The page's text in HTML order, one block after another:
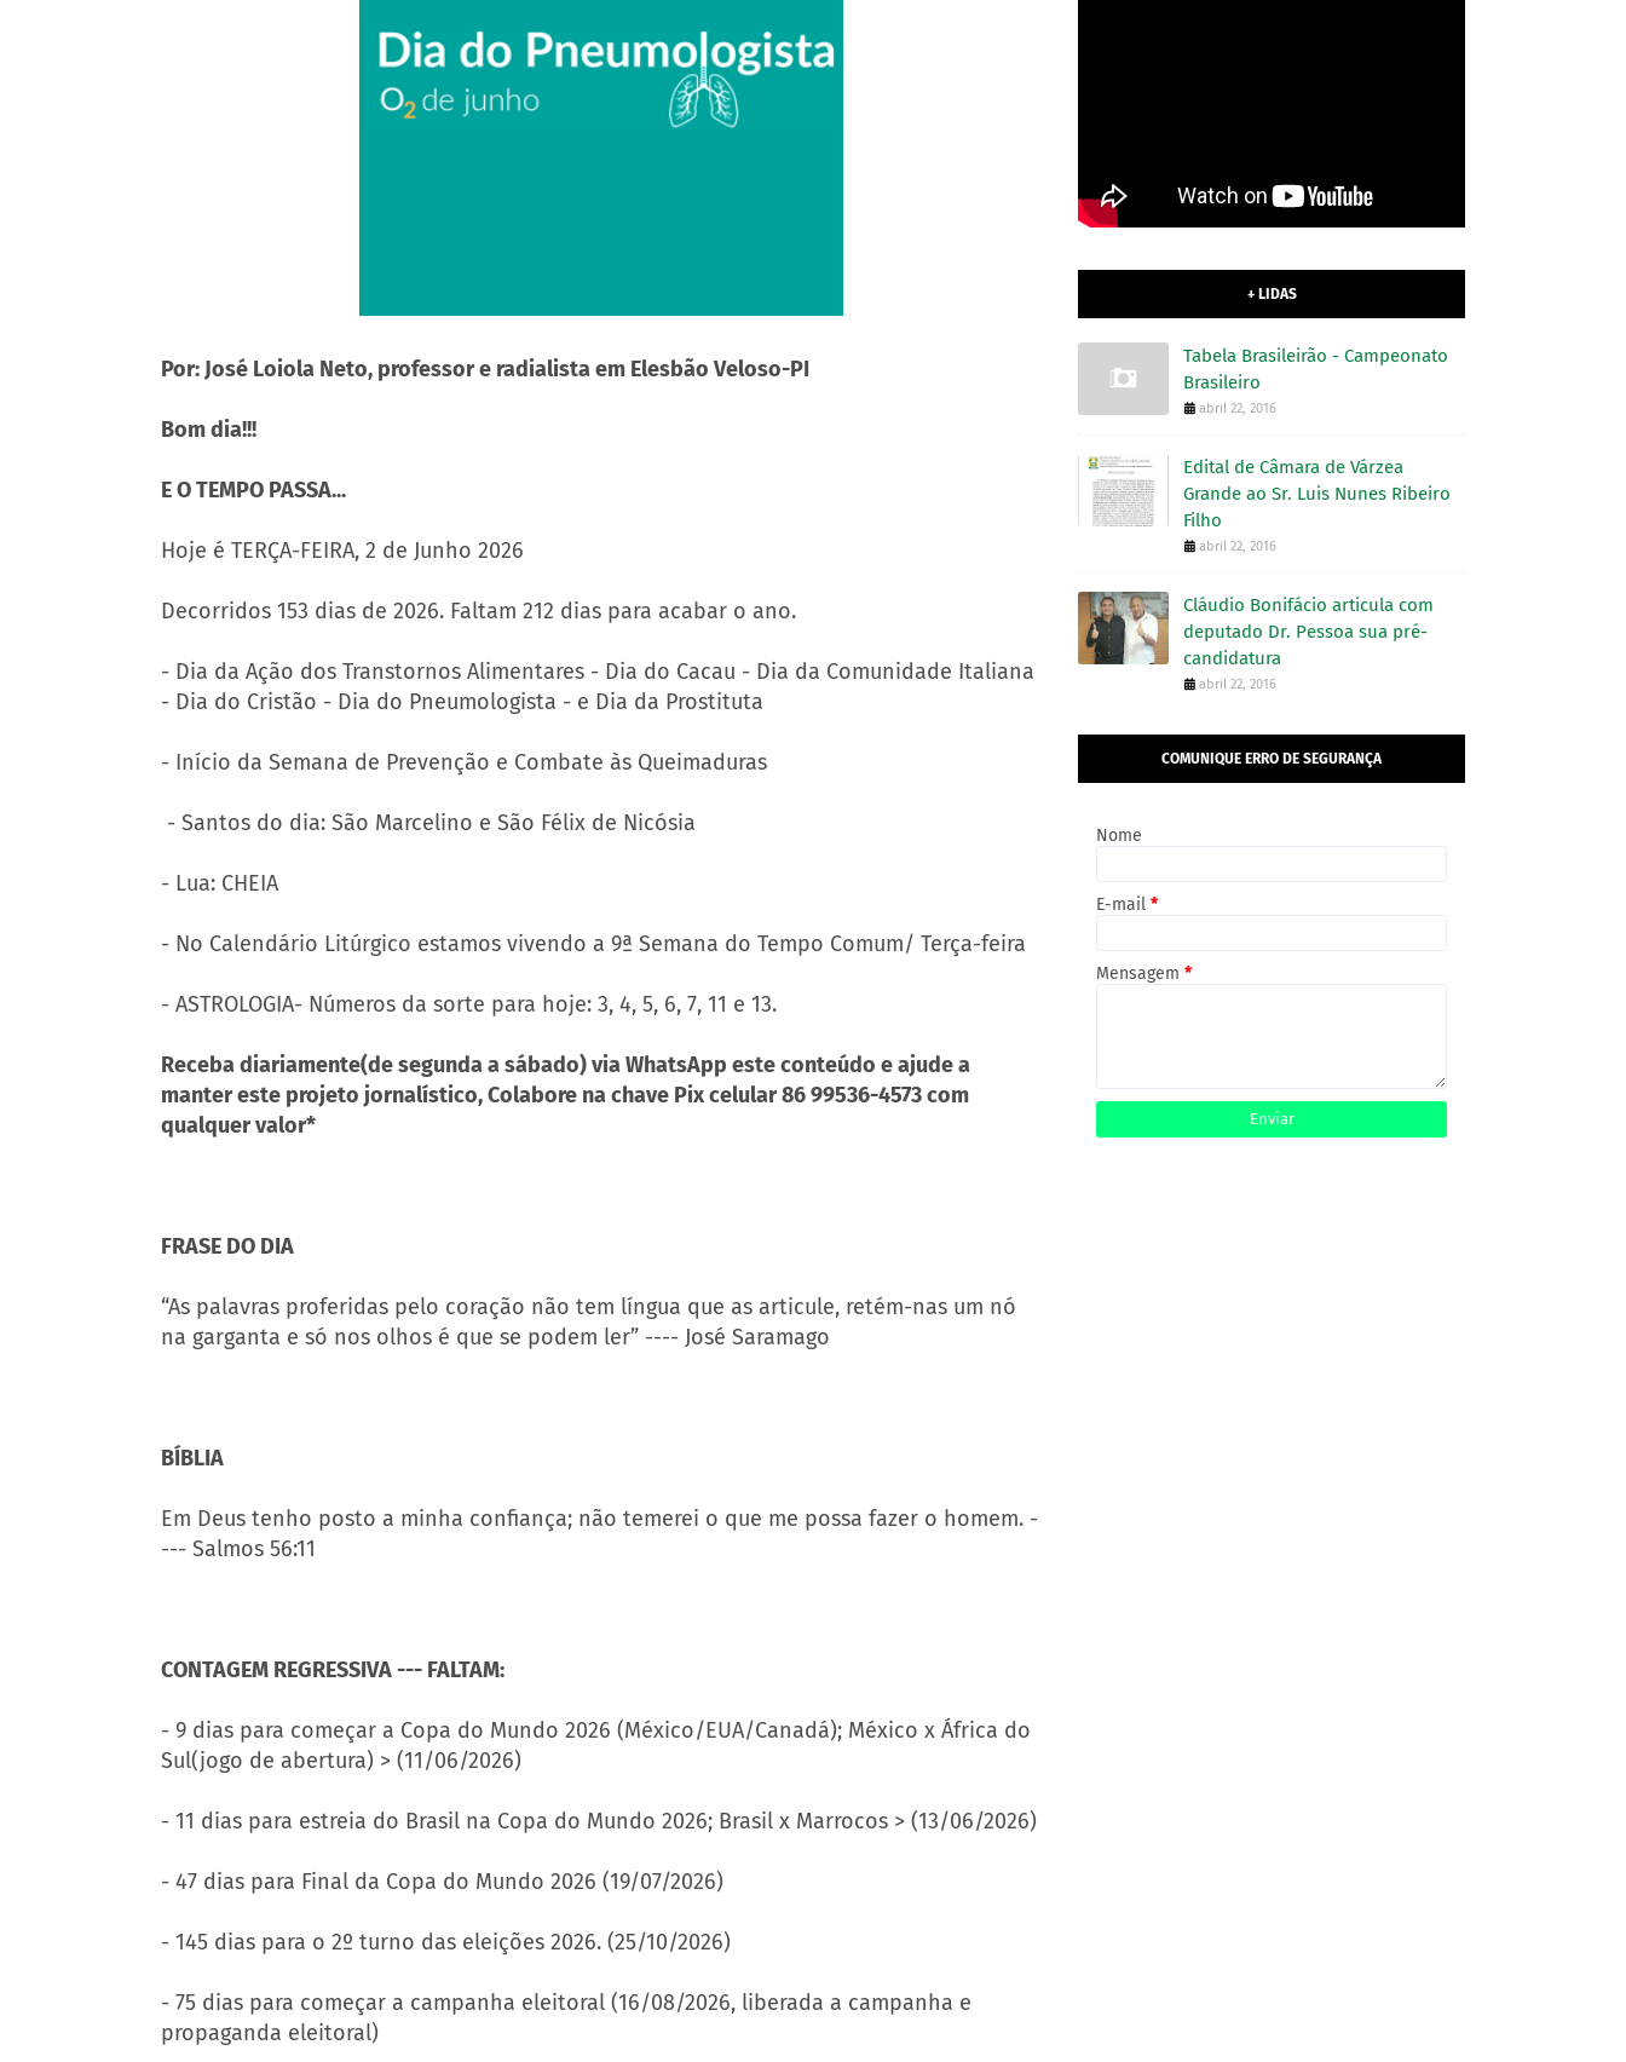
Por: José Loiola Neto, professor e radialista em Elesbão Veloso-PI
Bom dia!!!
E O TEMPO PASSA...
Hoje é TERÇA-FEIRA, 2 de Junho 2026
Decorridos 153 dias de 2026. Faltam 212 dias para acabar o ano.
- Dia da Ação dos Transtornos Alimentares - Dia do Cacau - Dia da Comunidade Italiana
- Dia do Cristão - Dia do Pneumologista - e Dia da Prostituta
- Início da Semana de Prevenção e Combate às Queimaduras
- Santos do dia: São Marcelino e São Félix de Nicósia
- Lua: CHEIA
- No Calendário Litúrgico estamos vivendo a 9ª Semana do Tempo Comum/ Terça-feira
- ASTROLOGIA- Números da sorte para hoje: 3, 4, 5, 6, 7, 11 e 13.
Receba diariamente(de segunda a sábado) via WhatsApp este conteúdo e ajude a
manter este projeto jornalístico, Colabore na chave Pix celular 86 99536-4573 com
qualquer valor*
FRASE DO DIA
“As palavras proferidas pelo coração não tem língua que as articule, retém-nas um nó
na garganta e só nos olhos é que se podem ler” ---- José Saramago
BÍBLIA
Em Deus tenho posto a minha confiança; não temerei o que me possa fazer o homem. -
--- Salmos 56:11
CONTAGEM REGRESSIVA --- FALTAM:
- 9 dias para começar a Copa do Mundo 2026 (México/EUA/Canadá); México x África do
Sul(jogo de abertura) > (11/06/2026)
- 11 dias para estreia do Brasil na Copa do Mundo 2026; Brasil x Marrocos > (13/06/2026)
- 47 dias para Final da Copa do Mundo 2026 (19/07/2026)
- 145 dias para o 2º turno das eleições 2026. (25/10/2026)
- 75 dias para começar a campanha eleitoral (16/08/2026, liberada a campanha e
propaganda eleitoral)
+ LIDAS
Tabela Brasileirão - Campeonato
Brasileiro
abril 22, 2016
Edital de Câmara de Várzea
Grande ao Sr. Luis Nunes Ribeiro
Filho
abril 22, 2016
Cláudio Bonifácio articula com
deputado Dr. Pessoa sua pré-
candidatura
abril 22, 2016
COMUNIQUE ERRO DE SEGURANÇA
Nome
E-mail *
Mensagem *